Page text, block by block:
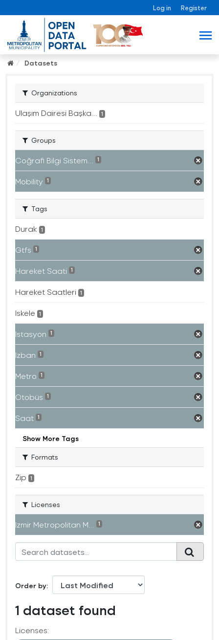
Log in Register
Datasets
Organizations
Ulaşım Dairesi Başka... 1
Groups
Coğrafi Bilgi Sistem... 1
Mobility 1
Tags
Durak 1
Gtfs 1
Hareket Saati 1
Hareket Saatleri 1
Iskele 1
Istasyon 1
Izban 1
Metro 1
Otobüs 1
Saat 1
Show More Tags
Formats
Zip 1
Licenses
Izmir Metropolitan M... 1
Order by
1 dataset found
Licenses: